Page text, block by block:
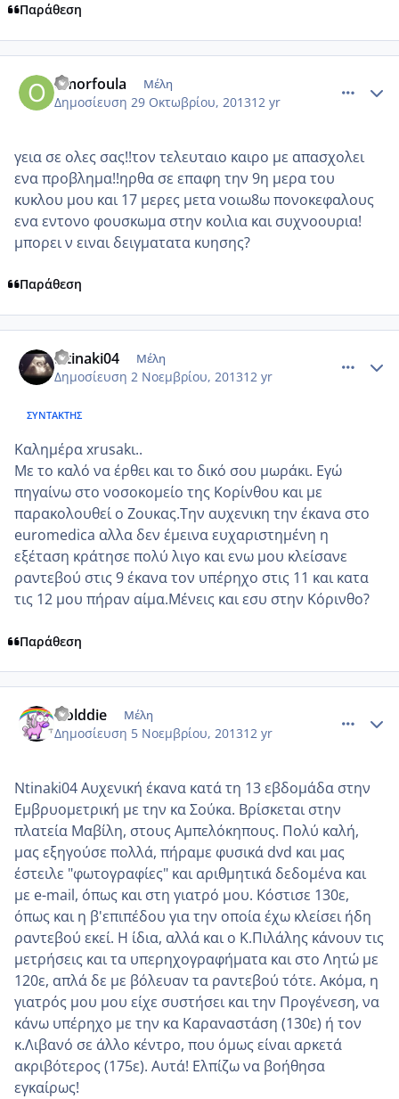
Παράθεση
omorfoula Μέλη
Δημοσίευση 29 Οκτωβρίου, 201312 yr
γεια σε ολες σας!!τον τελευταιο καιρο με απασχολει
ενα προβλημα!!ηρθα σε επαφη την 9η μερα του
κυκλου μου και 17 μερες μετα νοιω8ω πονοκεφαλους
ενα εντονο φουσκωμα στην κοιλια και συχνοουρια!
μπορει ν ειναι δειγματατα κυησης?
Παράθεση
Ntinaki04 Μέλη
Δημοσίευση 2 Νοεμβρίου, 201312 yr
ΣΥΝΤΆΚΤΗΣ
Καλημέρα xrusakι..
Με το καλό να έρθει και το δικό σου μωράκι. Εγώ
πηγαίνω στο νοσοκομείο της Κορίνθου και με
παρακολουθεί ο Ζουκας.Την αυχενικη την έκανα στο
euromedica αλλα δεν έμεινα ευχαριστημένη η
εξέταση κράτησε πολύ λιγο και ενω μου κλείσανε
ραντεβού στις 9 έκανα τον υπέρηχο στις 11 και κατα
τις 12 μου πήραν αίμα.Μένεις και εσυ στην Κόρινθο?
Παράθεση
Golddie Μέλη
Δημοσίευση 5 Νοεμβρίου, 201312 yr
Ntinaki04 Αυχενική έκανα κατά τη 13 εβδομάδα στην
Εμβρυομετρική με την κα Σούκα. Βρίσκεται στην
πλατεία Μαβίλη, στους Αμπελόκηπους. Πολύ καλή,
μας εξηγούσε πολλά, πήραμε φυσικά dvd και μας
έστειλε "φωτογραφίες" και αριθμητικά δεδομένα και
με e-mail, όπως και στη γιατρό μου. Κόστισε 130ε,
όπως και η β'επιπέδου για την οποία έχω κλείσει ήδη
ραντεβού εκεί. Η ίδια, αλλά και ο Κ.Πιλάλης κάνουν τις
μετρήσεις και τα υπερηχογραφήματα και στο Λητώ με
120ε, απλά δε με βόλευαν τα ραντεβού τότε. Ακόμα, η
γιατρός μου μου είχε συστήσει και την Προγένεση, να
κάνω υπέρηχο με την κα Καραναστάση (130ε) ή τον
κ.Λιβανό σε άλλο κέντρο, που όμως είναι αρκετά
ακριβότερος (175ε). Αυτά! Ελπίζω να βοήθησα
εγκαίρως!